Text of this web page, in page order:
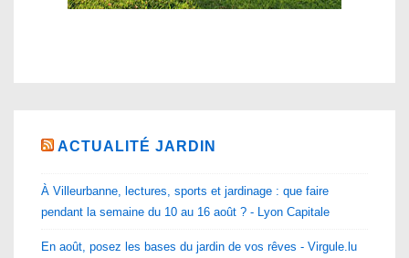
ACTUALITÉ JARDIN
À Villeurbanne, lectures, sports et jardinage : que faire
pendant la semaine du 10 au 16 août ? - Lyon Capitale
En août, posez les bases du jardin de vos rêves - Virgule.lu